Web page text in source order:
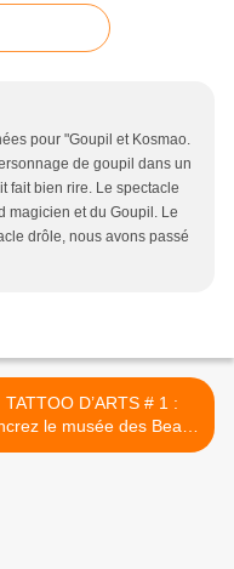
pour "Goupil et Kosmao.
de goupil dans un
fait bien rire. Le spectacle
magicien et du Goupil. Le
drôle, nous avons passé
TATTOO D’ARTS # 1 :
le musée des Beaux
d’Orléans dans votre